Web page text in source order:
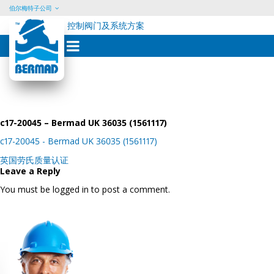
Skip
content
伯尔梅特子公司
控制阀门及系统方案
c17-20045 – Bermad UK 36035 (1561117)
c17-20045 - Bermad UK 36035 (1561117)
Post
navigation
英国劳氏质量认证
Leave a Reply
You must be logged in to post a comment.